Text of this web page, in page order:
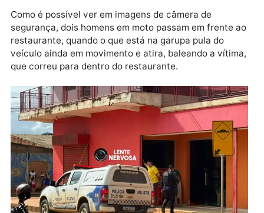
Bairro Caladinho, setor sul da cidade.
Publicidade
segurança, dois homens em moto passam em frente
restaurante, quando o que está na garupa pula do
veículo ainda em movimento e atira, baleando a
que correu para dentro do restaurante.